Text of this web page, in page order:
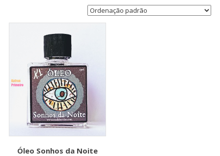
Óleo Sonhos da Noite